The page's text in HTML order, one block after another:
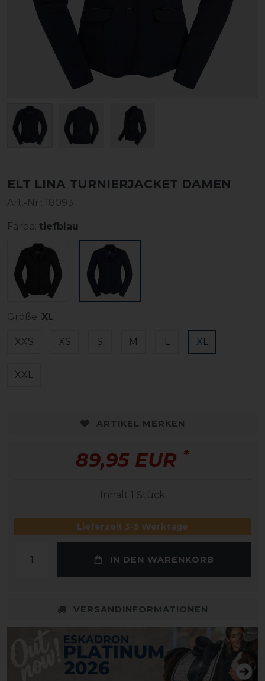
ELT LINA TURNIERJACKET DAMEN
Art.-Nr.: 18093
Farbe: tiefblau
Größe: XL
XXS XS S M L XL
XXL
ARTIKEL MERKEN
89,95 EUR *
Inhalt 1 Stück
Lieferzeit 3-5 Werktage
IN DEN WARENKORB
VERSANDINFORMATIONEN